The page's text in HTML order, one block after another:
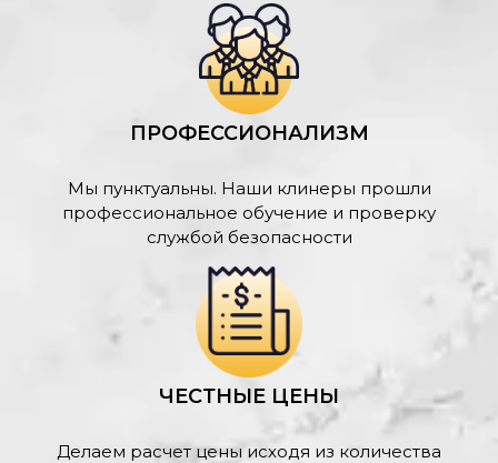
ПРОФЕССИОНАЛИЗМ
Мы пунктуальны. Наши клинеры прошли
профессиональное обучение и проверку
службой безопасности
ЧЕСТНЫЕ ЦЕНЫ
Делаем расчет цены исходя из количества